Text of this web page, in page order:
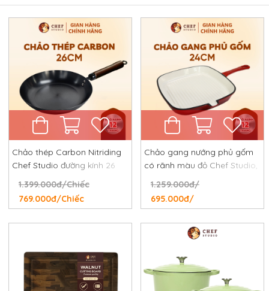
Chảo thép Carbon Nitriding
Chef Studio đường kính 26
cm, chống dính tự nhiên,
chống rỉ, chống xước
1.399.000đ/Chiếc
769.000đ/Chiếc
Chảo gang nướng phủ gốm
có rãnh màu đỏ Chef Studio,
đường kính 24 cm
1.259.000đ/
695.000đ/